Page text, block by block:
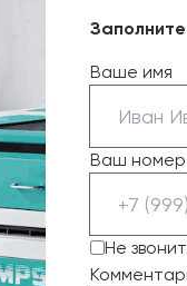
Ваше имя
Ваш
Не